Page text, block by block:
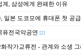
계, 삼성에게 완패한 이유
일본 도코모에 휴대폰 첫 공급
퓨전국악공연 [2]
작가교류전 - 관계와 소생